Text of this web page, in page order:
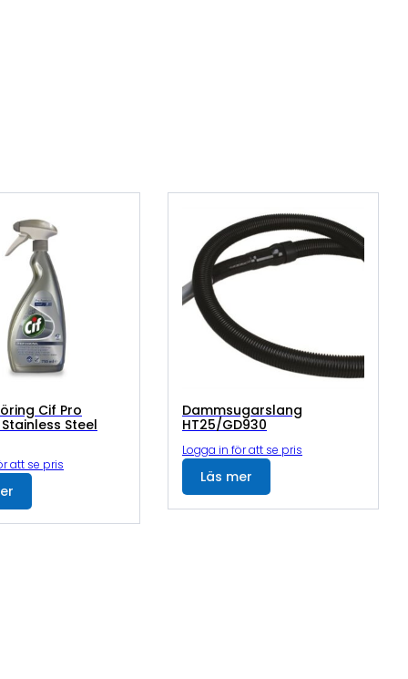
Cif Pro
Steel
att se pris
Dammsugarslang
HT25/GD930
Logga in för att se pris
Läs mer